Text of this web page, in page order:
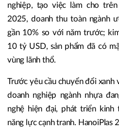
nghiệp, tạo việc làm cho
2025, doanh thu toàn ngành
gần 10% so với năm trước;
10 tỷ USD, sản phẩm đã có
vùng lãnh thổ.
Trước yêu cầu chuyển đổi xanh
doanh nghiệp ngành nhựa
nghệ hiện đại, phát triển kinh
năng lực cạnh tranh. HanoiPlas